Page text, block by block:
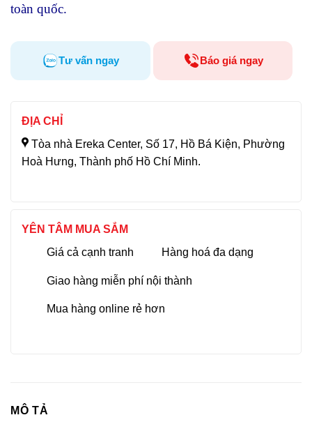
toàn quốc.
Tư vấn ngay Báo giá ngay
ĐỊA CHỈ
Tòa nhà Ereka Center, Số 17, Hồ Bá Kiện, Phường
Hoà Hưng, Thành phố Hồ Chí Minh.
YÊN TÂM MUA SẮM
Giá cả cạnh tranh
Hàng hoá đa dạng
Giao hàng miễn phí nội thành
Mua hàng online rẻ hơn
MÔ TẢ